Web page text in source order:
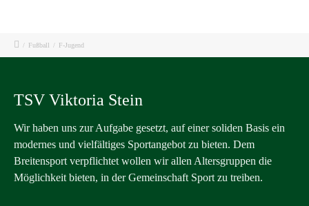
/ Fußball / F-Jugend
TSV Viktoria Stein
Wir haben uns zur Aufgabe gesetzt, auf einer soliden Basis ein
modernes und vielfältiges Sportangebot zu bieten. Dem
Breitensport verpflichtet wollen wir allen Altersgruppen die
Möglichkeit bieten, in der Gemeinschaft Sport zu treiben.